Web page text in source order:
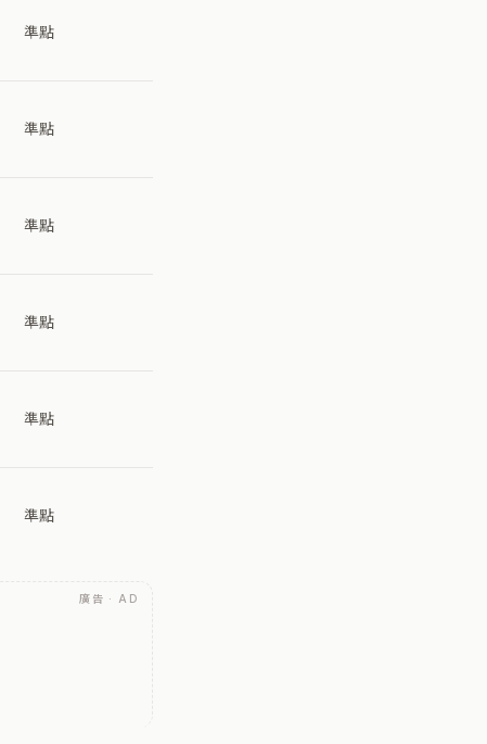
準點
準點
準點
準點
準點
準點
廣告 · AD